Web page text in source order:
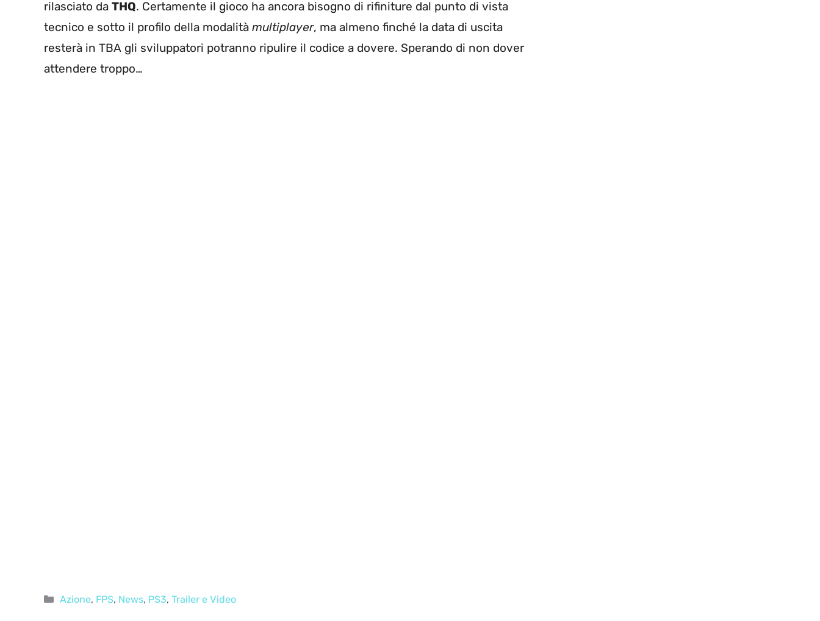
rilasciato da THQ. Certamente il gioco ha ancora bisogno di rifiniture dal punto di vista
tecnico e sotto il profilo della modalità multiplayer, ma almeno finché la data di uscita
resterà in TBA gli sviluppatori potranno ripulire il codice a dovere. Sperando di non dover
attendere troppo…
Categorie
Azione, FPS, News, PS3, Trailer e Video